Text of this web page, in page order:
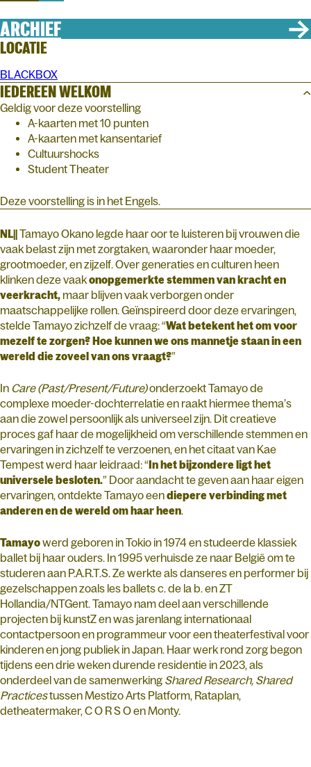
ARCHIEF
LOCATIE
BLACKBOX
IEDEREEN WELKOM
Geldig voor deze voorstelling
A-kaarten met 10 punten
A-kaarten met kansentarief
Cultuurshocks
Student Theater
Deze voorstelling is in het Engels.
NL||Tamayo Okano legde haar oor te luisteren bij vrouwen die
vaak belast zijn met zorgtaken, waaronder haar moeder,
grootmoeder, en zijzelf. Over generaties en culturen heen
klinken deze vaakonopgemerkte stemmen van kracht en
veerkracht, maar blijven vaak verborgen onder
maatschappelijke rollen. Geïnspireerd door deze ervaringen,
stelde Tamayo zichzelf de vraag: “Wat betekent het om voor
mezelf te zorgen? Hoe kunnen we ons mannetje staan in een
wereld die zoveel van ons vraagt?”
In Care (Past/Present/Future)onderzoekt Tamayo de
complexe moeder-dochterrelatie en raakt hiermee thema’s
aan die zowel persoonlijk als universeel zijn. Dit creatieve
proces gaf haar de mogelijkheid om verschillende stemmen en
ervaringen in zichzelf te verzoenen, en het citaat van Kae
Tempest werd haar leidraad: “In het bijzondere ligt het
universele besloten.” Door aandacht te geven aan haar eigen
ervaringen, ontdekte Tamayo eendiepere verbinding met
anderen en de wereld om haar heen
Tamayowerd geboren in Tokio in 1974 en studeerde klassiek
ballet bij haar ouders. In 1995 verhuisde ze naar België om te
studeren aan P.A.R.T.S. Ze werkte als danseres en performer bij
gezelschappen zoals les ballets c. de la b. en ZT
Hollandia/NTGent. Tamayo nam deel aan verschillende
projecten bij kunstZ en was jarenlang internationaal
contactpersoon en programmeur voor een theaterfestival voor
kinderen en jong publiek in Japan. Haar werk rond zorg begon
tijdens een drie weken durende residentie in 2023, als
onderdeel van de samenwerking Shared Research, Shared
Practicestussen Mestizo Arts Platform, Rataplan,
detheatermaker, C O R S O en Monty.